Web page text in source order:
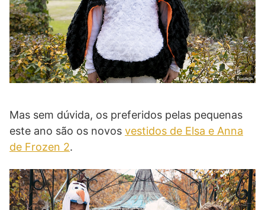
Mas sem dúvida, os preferidos pelas pequenas
este ano são os novos vestidos de Elsa e Anna
de Frozen 2.